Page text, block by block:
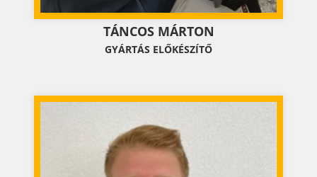
TÁNCOS MÁRTON
GYÁRTÁS ELŐKÉSZÍTŐ